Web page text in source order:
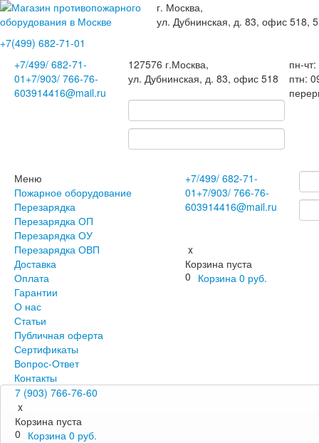
г. Москва,
ул. Дубнинская, д. 83, офис 518,
+7(499) 682-71-01
+7/499/ 682-71-
01 +7/903/ 766-76-
603914416@mail.ru
127576 г.Москва,
ул. Дубнинская, д. 83, офис 518
пн-
птн:
Меню
Пожарное оборудование
Перезарядка
Перезарядка ОП
Перезарядка ОУ
Перезарядка ОВП
Доставка
Оплата
Гарантии
О нас
Статьи
Публичная оферта
Сертификаты
Вопрос-Ответ
Контакты
+7/499/ 682-71-
01 +7/903/ 766-76-
603914416@mail.ru
x
Корзина пуста
0 Корзина 0 руб.
7 (903) 766-76-60
x
Корзина пуста
0 Корзина 0 руб.